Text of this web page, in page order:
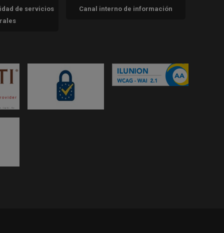
de servicios
Canal interno de información